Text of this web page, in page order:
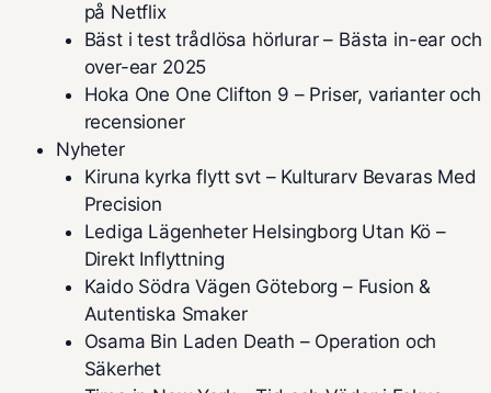
på Netflix
Bäst i test trådlösa hörlurar – Bästa in-ear och
over-ear 2025
Hoka One One Clifton 9 – Priser, varianter och
recensioner
Nyheter
Kiruna kyrka flytt svt – Kulturarv Bevaras Med
Precision
Lediga Lägenheter Helsingborg Utan Kö –
Direkt Inflyttning
Kaido Södra Vägen Göteborg – Fusion &
Autentiska Smaker
Osama Bin Laden Death – Operation och
Säkerhet